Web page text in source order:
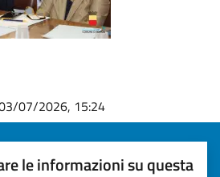
07/2026, 15:24
le informazioni su questa